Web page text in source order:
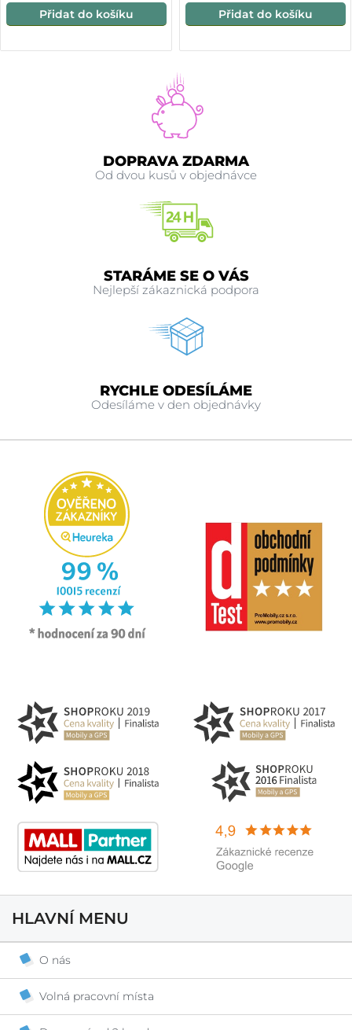
Přidat do košíku Přidat do košíku
DOPRAVA ZDARMA
Od dvou kusů v objednávce
STARÁME SE O VÁS
Nejlepší zákaznická podpora
RYCHLE ODESÍLÁME
Odesíláme v den objednávky
HLAVNÍ MENU
O nás
Volná pracovní místa